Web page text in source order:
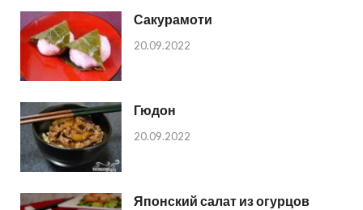
Сакурамоти
20.09.2022
Гюдон
20.09.2022
Японский салат из огурцов